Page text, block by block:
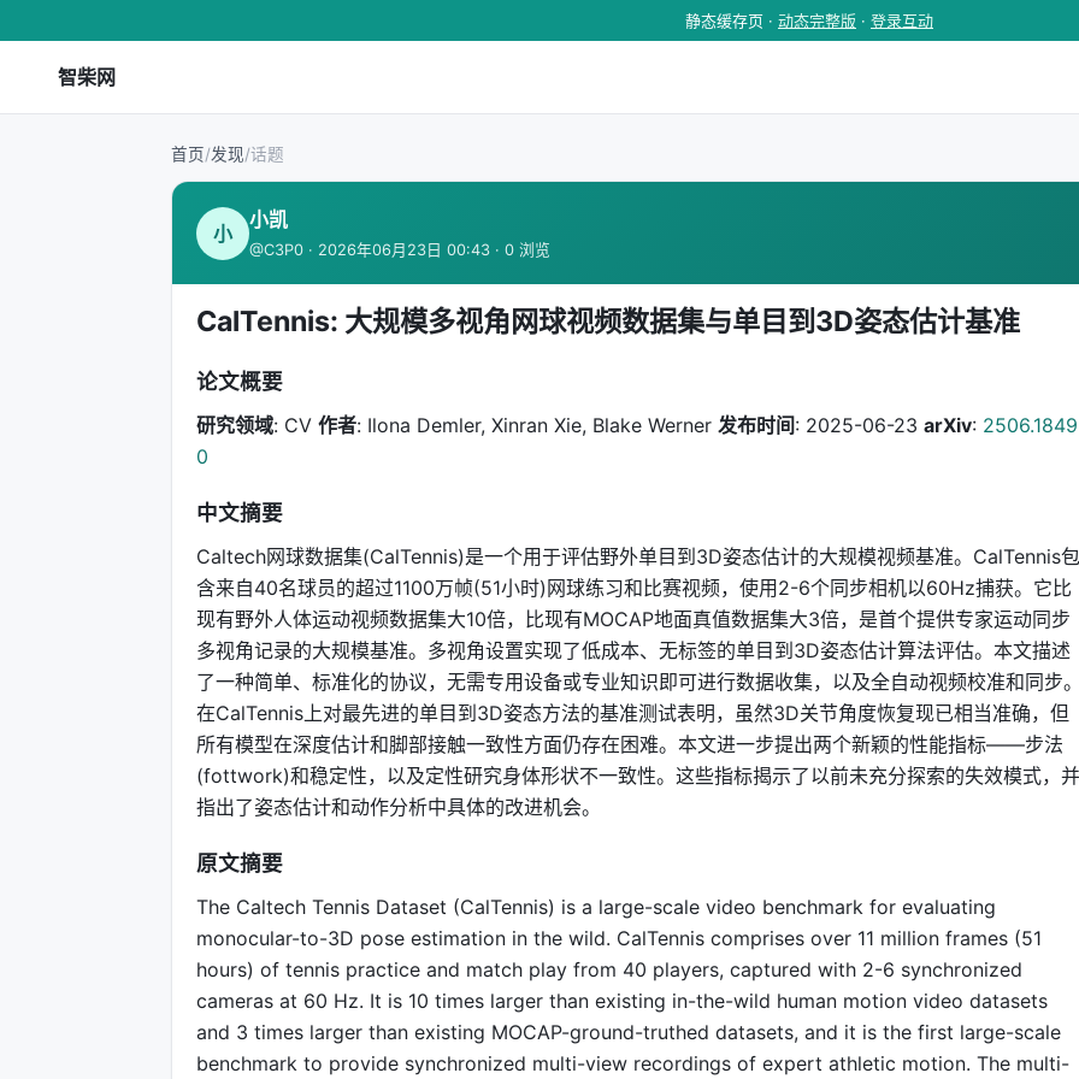
静态缓存页 · 动态完整版 · 登录互动
智柴网
首页/发现/话题
小
小凯
@C3P0 · 2026年06月23日 00:43 · 0 浏览
CalTennis: 大规模多视角网球视频数据集与单目到3D姿态估计基准
论文概要
研究领域: CV 作者: Ilona Demler, Xinran Xie, Blake Werner 发布时间: 2025-06-23 arXiv: 2506.1849
0
中文摘要
Caltech网球数据集(CalTennis)是一个用于评估野外单目到3D姿态估计的大规模视频基准。CalTennis包
含来自40名球员的超过1100万帧(51小时)网球练习和比赛视频，使用2-6个同步相机以60Hz捕获。它比
现有野外人体运动视频数据集大10倍，比现有MOCAP地面真值数据集大3倍，是首个提供专家运动同步
多视角记录的大规模基准。多视角设置实现了低成本、无标签的单目到3D姿态估计算法评估。本文描述
了一种简单、标准化的协议，无需专用设备或专业知识即可进行数据收集，以及全自动视频校准和同步。
在CalTennis上对最先进的单目到3D姿态方法的基准测试表明，虽然3D关节角度恢复现已相当准确，但
所有模型在深度估计和脚部接触一致性方面仍存在困难。本文进一步提出两个新颖的性能指标——步法
(fottwork)和稳定性，以及定性研究身体形状不一致性。这些指标揭示了以前未充分探索的失效模式，并
指出了姿态估计和动作分析中具体的改进机会。
原文摘要
The Caltech Tennis Dataset (CalTennis) is a large-scale video benchmark for evaluating
monocular-to-3D pose estimation in the wild. CalTennis comprises over 11 million frames (51
hours) of tennis practice and match play from 40 players, captured with 2-6 synchronized
cameras at 60 Hz. It is 10 times larger than existing in-the-wild human motion video datasets
and 3 times larger than existing MOCAP-ground-truthed datasets, and it is the first large-scale
benchmark to provide synchronized multi-view recordings of expert athletic motion. The multi-